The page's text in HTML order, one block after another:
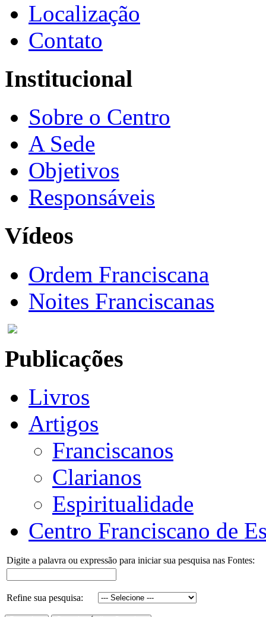
Localização
Contato
Institucional
Sobre o Centro
A Sede
Objetivos
Responsáveis
Vídeos
Ordem Franciscana
Noites Franciscanas
Publicações
Livros
Artigos
Franciscanos
Clarianos
Espiritualidade
Centro Franciscano de
Digite a palavra ou expressão para iniciar sua pesquisa nas Fontes:
Refine sua pesquisa: